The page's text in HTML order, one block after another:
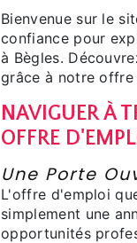
Bienvenue sur le
confiance pour
à Bègles.
grâce à notre
NAVIGUER À
OFFRE
Une Porte
L'offre d'emploi
simplement une
opportunités